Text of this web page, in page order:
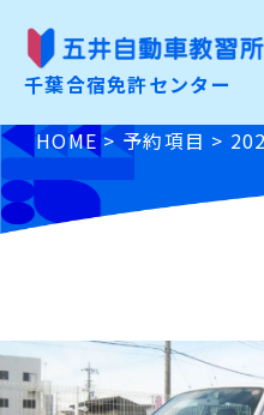
千葉合宿免許センター
合宿免許の魅力
こだわりから選ぶ
免許の種類から選ぶ
よくあるご質問
HOME >予約項目 >